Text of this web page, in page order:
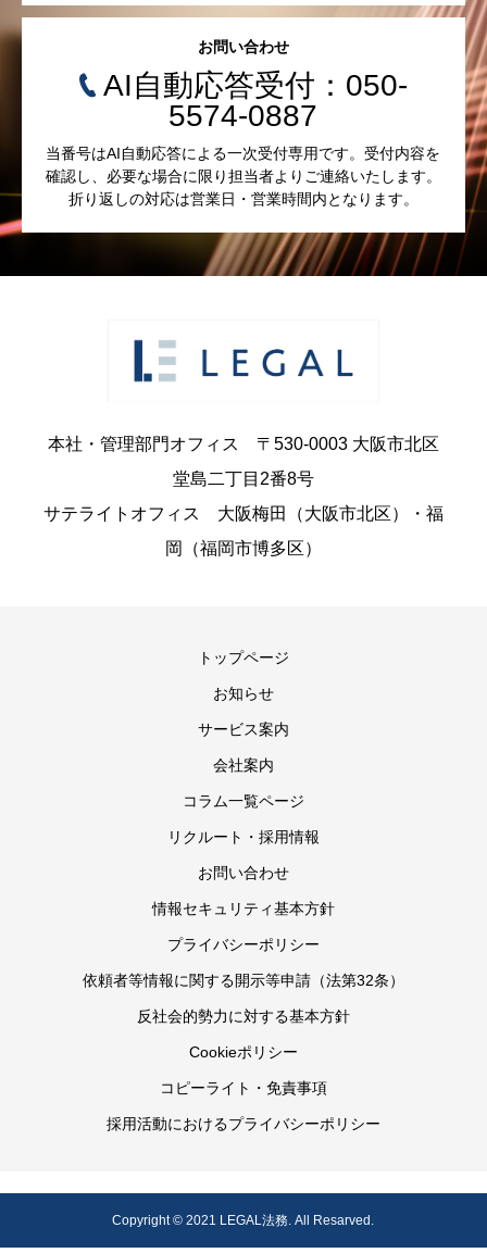
お問い合わせ
AI自動応答受付：050-
5574-0887
当番号はAI自動応答による一次受付専用です。受付内容を
確認し、必要な場合に限り担当者よりご連絡いたします。
折り返しの対応は営業日・営業時間内となります。
本社・管理部門オフィス 〒530-0003 大阪市北区
堂島二丁目2番8号
サテライトオフィス 大阪梅田（大阪市北区）・福
岡（福岡市博多区）
トップページ
お知らせ
サービス案内
会社案内
コラム一覧ページ
リクルート・採用情報
お問い合わせ
情報セキュリティ基本方針
プライバシーポリシー
依頼者等情報に関する開示等申請（法第32条）
反社会的勢力に対する基本方針
Cookieポリシー
コピーライト・免責事項
採用活動におけるプライバシーポリシー
Copyright © 2021 LEGAL法務. All Resarved.